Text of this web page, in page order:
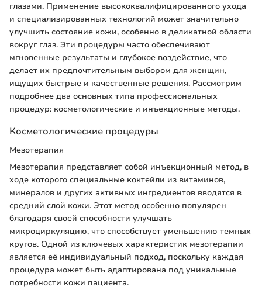
глазами. Применение высококвалифицированного ухода
и специализированных технологий может значительно
улучшить состояние кожи, особенно в деликатной области
вокруг глаз. Эти процедуры часто обеспечивают
мгновенные результаты и глубокое воздействие, что
делает их предпочтительным выбором для женщин,
ищущих быстрые и качественные решения. Рассмотрим
подробнее два основных типа профессиональных
процедур: косметологические и инъекционные методы.
Косметологические процедуры
Мезотерапия
Мезотерапия представляет собой инъекционный метод, в
ходе которого специальные коктейли из витаминов,
минералов и других активных ингредиентов вводятся в
средний слой кожи. Этот метод особенно популярен
благодаря своей способности улучшать
микроциркуляцию, что способствует уменьшению темных
кругов. Одной из ключевых характеристик мезотерапии
является её индивидуальный подход, поскольку каждая
процедура может быть адаптирована под уникальные
потребности кожи пациента.